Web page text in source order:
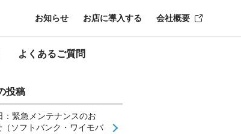
よくあるご質問
お知らせ お店に導入する 会社概要
投稿
：緊急メンテナンスのお
（ソフトバンク・ワイモバ